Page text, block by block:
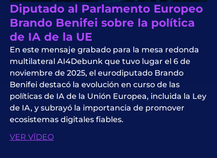
Diputado al Parlamento Europeo
Brando Benifei sobre la política
de IA de la UE
En este mensaje grabado para la mesa redonda
multilateral AI4Debunk que tuvo lugar el 6 de
noviembre de 2025, el eurodiputado Brando
Benifei destacó la evolución en curso de las
políticas de IA de la Unión Europea, incluida la Ley
de IA, y subrayó la importancia de promover
ecosistemas digitales fiables.
VER VÍDEO